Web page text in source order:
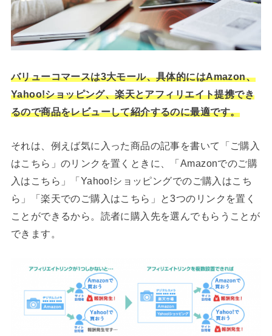
バリューコマースは3大モール、具体的にはAmazon、
Yahoo!ショッピング、楽天とアフィリエイト提携でき
るので商品をレビューして紹介するのに最適です。
それは、例えば気に入った商品の記事を書いて「ご購入
はこちら」のリンクを置くときに、「Amazonでのご購
入はこちら」「Yahoo!ショッピングでのご購入はこち
ら」「楽天でのご購入はこちら」と3つのリンクを置く
ことができるから。読者に購入先を選んでもらうことが
できます。